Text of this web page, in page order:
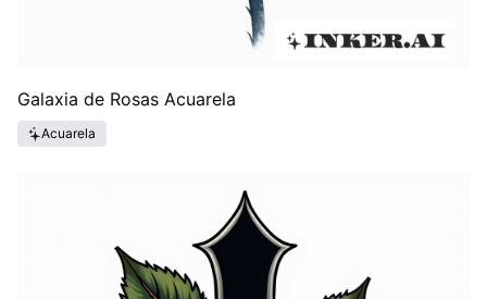
Galaxia de Rosas Acuarela
Acuarela